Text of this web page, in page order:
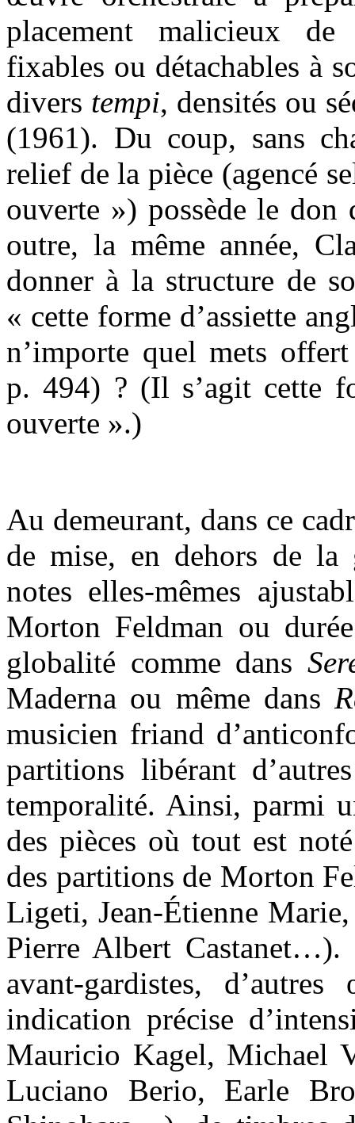
placement malicieux de
fixables ou détachables à
divers tempi, densités ou
(1961). Du coup, sans
relief de la pièce (agencé
ouverte ») possède le don
outre, la même année,
donner à la structure de
« cette forme d’assiette
n’importe quel mets
p. 494) ? (Il s’agit cette
ouverte ».)
Au demeurant, dans ce
de mise, en dehors de la
notes elles-mêmes
Morton Feldman ou
globalité comme dans
Maderna ou même dans
musicien friand
partitions libérant
temporalité. Ainsi, parmi
des pièces où tout est
des partitions de Morton
Ligeti, Jean-Étienne
Pierre Albert
avant-gardistes,
indication précise
Mauricio Kagel, Michael
Luciano Berio, Earle